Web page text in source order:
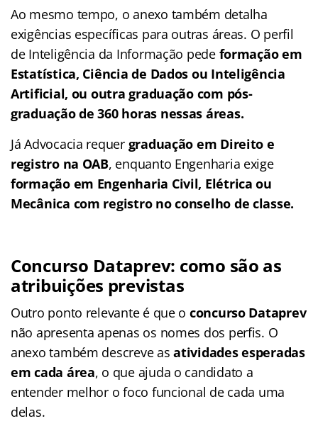
Ao mesmo tempo, o anexo também detalha
exigências específicas para outras áreas. O perfil
de Inteligência da Informação pedeformação em
Estatística, Ciência de Dados ou Inteligência
Artificial, ou outra graduação com pós-
graduação de 360 horas nessas áreas.
Já Advocacia requer graduação em Direito e
registro na OAB, enquanto Engenharia exige
formação em Engenharia Civil, Elétrica ou
Mecânica com registro no conselho de classe.
Concurso Dataprev: como são as
atribuições previstas
Outro ponto relevante é que o concurso Dataprev
não apresenta apenas os nomes dos perfis. O
anexo também descreve asatividades esperadas
em cada área, o que ajuda o candidato a
entender melhor o foco funcional de cada uma
delas.